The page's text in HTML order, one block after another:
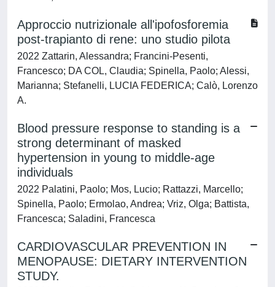
Approccio nutrizionale all'ipofosforemia
post-trapianto di rene: uno studio pilota
2022 Zattarin, Alessandra; Francini-Pesenti,
Francesco; DA COL, Claudia; Spinella, Paolo; Alessi,
Marianna; Stefanelli, LUCIA FEDERICA; Calò, Lorenzo
A.
Blood pressure response to standing is a
strong determinant of masked
hypertension in young to middle-age
individuals
2022 Palatini, Paolo; Mos, Lucio; Rattazzi, Marcello;
Spinella, Paolo; Ermolao, Andrea; Vriz, Olga; Battista,
Francesca; Saladini, Francesca
CARDIOVASCULAR PREVENTION IN
MENOPAUSE: DIETARY INTERVENTION
STUDY.